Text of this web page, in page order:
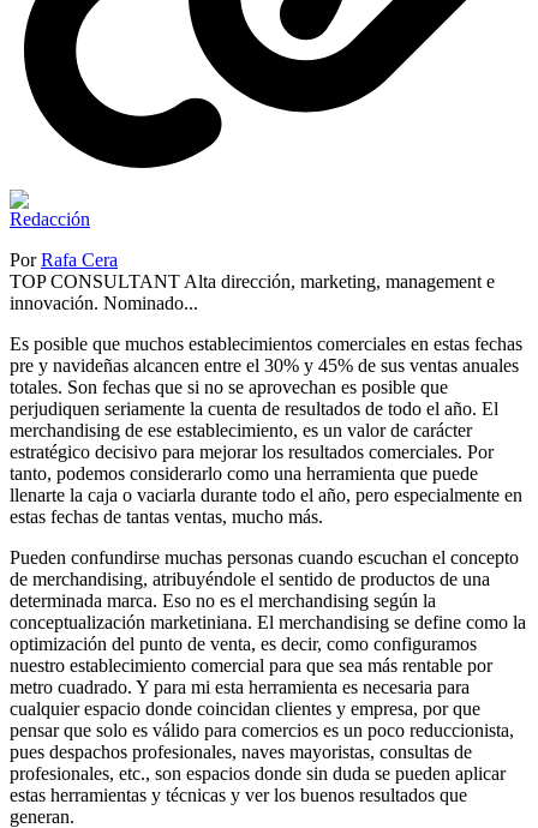
PorRafa Cera
TOP CONSULTANT Alta dirección, marketing, management e
innovación. Nominado...
Es posible que muchos establecimientos comerciales en estas fechas
pre y navideñas alcancen entre el 30% y 45% de sus ventas anuales
totales. Son fechas que si no se aprovechan es posible que
perjudiquen seriamente la cuenta de resultados de todo el año. El
merchandising de ese establecimiento, es un valor de carácter
estratégico decisivo para mejorar los resultados comerciales. Por
tanto, podemos considerarlo como una herramienta que puede
llenarte la caja o vaciarla durante todo el año, pero especialmente en
estas fechas de tantas ventas, mucho más.
Pueden confundirse muchas personas cuando escuchan el concepto
de merchandising, atribuyéndole el sentido de productos de una
determinada marca. Eso no es el merchandising según la
conceptualización marketiniana. El merchandising se define como la
optimización del punto de venta, es decir, como configuramos
nuestro establecimiento comercial para que sea más rentable por
metro cuadrado. Y para mi esta herramienta es necesaria para
cualquier espacio donde coincidan clientes y empresa, por que
pensar que solo es válido para comercios es un poco reduccionista,
pues despachos profesionales, naves mayoristas, consultas de
profesionales, etc., son espacios donde sin duda se pueden aplicar
estas herramientas y técnicas y ver los buenos resultados que
generan.